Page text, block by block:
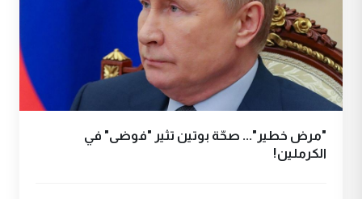
"مرض خطير"... صحّة بوتين تثير "فوضى" في
الكرملين!